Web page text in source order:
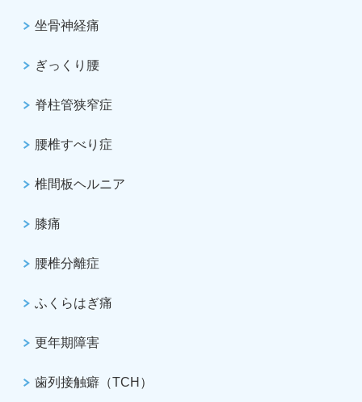
坐骨神経痛
ぎっくり腰
脊柱管狭窄症
腰椎すべり症
椎間板ヘルニア
膝痛
腰椎分離症
ふくらはぎ痛
更年期障害
歯列接触癖（TCH）